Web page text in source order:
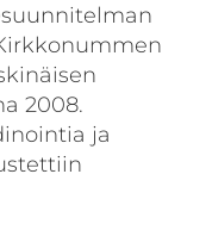
2008.
ja